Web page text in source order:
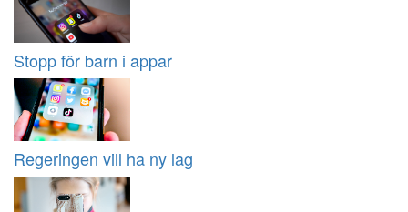
Stopp för barn i appar
Regeringen vill ha ny lag